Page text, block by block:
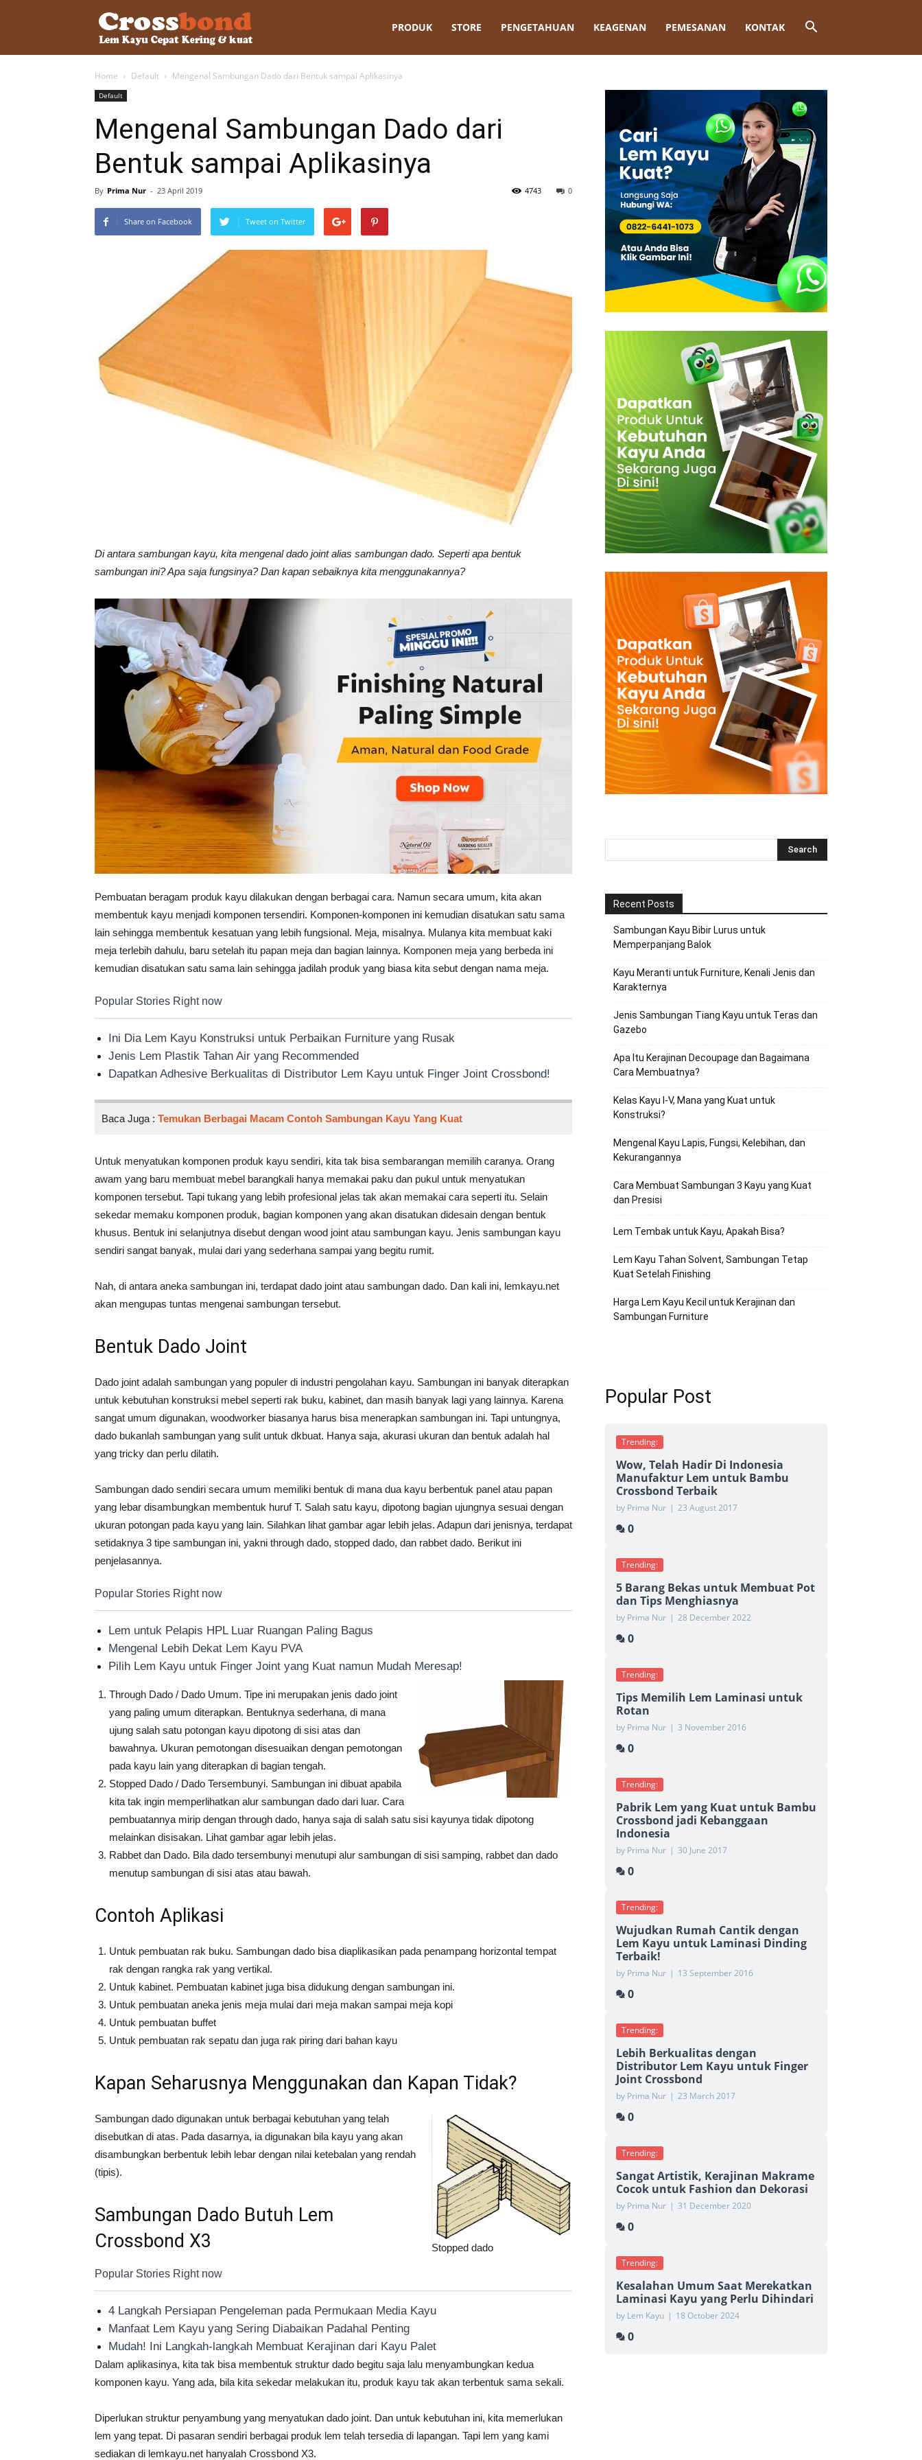
–
Lem
&
Lama
PRODUK STORE PENGETAHUAN KEAGENAN PEMESANAN KONTAK
Home Default Mengenal Sambungan Dado dari Bentuk sampai Aplikasinya
Default
Mengenal Sambungan Dado dari
Bentuk sampai Aplikasinya
By Prima Nur - 23 April 2019 0
4743
Share on Facebook Tweet on Twitter
Di antara sambungan kayu, kita mengenal dado joint alias sambungan dado. Seperti apa bentuk
sambungan ini? Apa saja fungsinya? Dan kapan sebaiknya kita menggunakannya?
Pembuatan beragam produk kayu dilakukan dengan berbagai cara. Namun secara umum, kita akan
membentuk kayu menjadi komponen tersendiri. Komponen-komponen ini kemudian disatukan satu sama
lain sehingga membentuk kesatuan yang lebih fungsional. Meja, misalnya. Mulanya kita membuat kaki
meja terlebih dahulu, baru setelah itu papan meja dan bagian lainnya. Komponen meja yang berbeda ini
kemudian disatukan satu sama lain sehingga jadilah produk yang biasa kita sebut dengan nama meja.
Popular Stories Right now
Ini Dia Lem Kayu Konstruksi untuk Perbaikan Furniture yang Rusak
Jenis Lem Plastik Tahan Air yang Recommended
Dapatkan Adhesive Berkualitas di Distributor Lem Kayu untuk Finger Joint Crossbond!
Baca Juga : Temukan Berbagai Macam Contoh Sambungan Kayu Yang Kuat
Untuk menyatukan komponen produk kayu sendiri, kita tak bisa sembarangan memilih caranya. Orang
awam yang baru membuat mebel barangkali hanya memakai paku dan pukul untuk menyatukan
komponen tersebut. Tapi tukang yang lebih profesional jelas tak akan memakai cara seperti itu. Selain
sekedar memaku komponen produk, bagian komponen yang akan disatukan didesain dengan bentuk
khusus. Bentuk ini selanjutnya disebut dengan wood joint atau sambungan kayu. Jenis sambungan kayu
sendiri sangat banyak, mulai dari yang sederhana sampai yang begitu rumit.
Nah, di antara aneka sambungan ini, terdapat dado joint atau sambungan dado. Dan kali ini, lemkayu.net
akan mengupas tuntas mengenai sambungan tersebut.
Bentuk Dado Joint
Dado joint adalah sambungan yang populer di industri pengolahan kayu. Sambungan ini banyak diterapkan
untuk kebutuhan konstruksi mebel seperti rak buku, kabinet, dan masih banyak lagi yang lainnya. Karena
sangat umum digunakan, woodworker biasanya harus bisa menerapkan sambungan ini. Tapi untungnya,
dado bukanlah sambungan yang sulit untuk dkbuat. Hanya saja, akurasi ukuran dan bentuk adalah hal
yang tricky dan perlu dilatih.
Sambungan dado sendiri secara umum memiliki bentuk di mana dua kayu berbentuk panel atau papan
yang lebar disambungkan membentuk huruf T. Salah satu kayu, dipotong bagian ujungnya sesuai dengan
ukuran potongan pada kayu yang lain. Silahkan lihat gambar agar lebih jelas. Adapun dari jenisnya, terdapat
setidaknya 3 tipe sambungan ini, yakni through dado, stopped dado, dan rabbet dado. Berikut ini
penjelasannya.
Popular Stories Right now
Lem untuk Pelapis HPL Luar Ruangan Paling Bagus
Mengenal Lebih Dekat Lem Kayu PVA
Pilih Lem Kayu untuk Finger Joint yang Kuat namun Mudah Meresap!
Through Dado / Dado Umum. Tipe ini merupakan jenis dado joint
yang paling umum diterapkan. Bentuknya sederhana, di mana
ujung salah satu potongan kayu dipotong di sisi atas dan
bawahnya. Ukuran pemotongan disesuaikan dengan pemotongan
pada kayu lain yang diterapkan di bagian tengah.
Stopped Dado / Dado Tersembunyi. Sambungan ini dibuat apabila
kita tak ingin memperlihatkan alur sambungan dado dari luar. Cara
pembuatannya mirip dengan through dado, hanya saja di salah satu sisi kayunya tidak dipotong
melainkan disisakan. Lihat gambar agar lebih jelas.
Rabbet dan Dado. Bila dado tersembunyi menutupi alur sambungan di sisi samping, rabbet dan dado
menutup sambungan di sisi atas atau bawah.
Contoh Aplikasi
Untuk pembuatan rak buku. Sambungan dado bisa diaplikasikan pada penampang horizontal tempat
rak dengan rangka rak yang vertikal.
Untuk kabinet. Pembuatan kabinet juga bisa didukung dengan sambungan ini.
Untuk pembuatan aneka jenis meja mulai dari meja makan sampai meja kopi
Untuk pembuatan buffet
Untuk pembuatan rak sepatu dan juga rak piring dari bahan kayu
Kapan Seharusnya Menggunakan dan Kapan Tidak?
Stopped dado
Sambungan dado digunakan untuk berbagai kebutuhan yang telah
disebutkan di atas. Pada dasarnya, ia digunakan bila kayu yang akan
disambungkan berbentuk lebih lebar dengan nilai ketebalan yang rendah
(tipis).
Sambungan Dado Butuh Lem
Crossbond X3
Popular Stories Right now
4 Langkah Persiapan Pengeleman pada Permukaan Media Kayu
Manfaat Lem Kayu yang Sering Diabaikan Padahal Penting
Mudah! Ini Langkah-langkah Membuat Kerajinan dari Kayu Palet
Dalam aplikasinya, kita tak bisa membentuk struktur dado begitu saja lalu menyambungkan kedua
komponen kayu. Yang ada, bila kita sekedar melakukan itu, produk kayu tak akan terbentuk sama sekali.
Diperlukan struktur penyambung yang menyatukan dado joint. Dan untuk kebutuhan ini, kita memerlukan
lem yang tepat. Di pasaran sendiri berbagai produk lem telah tersedia di lapangan. Tapi lem yang kami
sediakan di lemkayu.net hanyalah Crossbond X3.
Recent Posts
Sambungan Kayu Bibir Lurus untuk
Memperpanjang Balok
Kayu Meranti untuk Furniture, Kenali Jenis dan
Karakternya
Jenis Sambungan Tiang Kayu untuk Teras dan
Gazebo
Apa Itu Kerajinan Decoupage dan Bagaimana
Cara Membuatnya?
Kelas Kayu I-V, Mana yang Kuat untuk
Konstruksi?
Mengenal Kayu Lapis, Fungsi, Kelebihan, dan
Kekurangannya
Cara Membuat Sambungan 3 Kayu yang Kuat
dan Presisi
Lem Tembak untuk Kayu, Apakah Bisa?
Lem Kayu Tahan Solvent, Sambungan Tetap
Kuat Setelah Finishing
Harga Lem Kayu Kecil untuk Kerajinan dan
Sambungan Furniture
Popular Post
Trending:
Wow, Telah Hadir Di Indonesia
Manufaktur Lem untuk Bambu
Crossbond Terbaik
by Prima Nur | 23 August 2017
0
Trending:
5 Barang Bekas untuk Membuat Pot
dan Tips Menghiasnya
by Prima Nur | 28 December 2022
0
Trending:
Tips Memilih Lem Laminasi untuk
Rotan
by Prima Nur | 3 November 2016
0
Trending:
Pabrik Lem yang Kuat untuk Bambu
Crossbond jadi Kebanggaan
Indonesia
by Prima Nur | 30 June 2017
0
Trending:
Wujudkan Rumah Cantik dengan
Lem Kayu untuk Laminasi Dinding
Terbaik!
by Prima Nur | 13 September 2016
0
Trending:
Lebih Berkualitas dengan
Distributor Lem Kayu untuk Finger
Joint Crossbond
by Prima Nur | 23 March 2017
0
Trending:
Sangat Artistik, Kerajinan Makrame
Cocok untuk Fashion dan Dekorasi
by Prima Nur | 31 December 2020
0
Trending:
Kesalahan Umum Saat Merekatkan
Laminasi Kayu yang Perlu Dihindari
by Lem Kayu | 18 October 2024
0